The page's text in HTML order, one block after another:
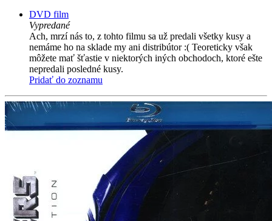
DVD film
Vypredané
Ach, mrzí nás to, z tohto filmu sa už predali všetky kusy a
nemáme ho na sklade my ani distribútor :( Teoreticky však
môžete mať šťastie v niektorých iných obchodoch, ktoré ešte
nepredali posledné kusy.
Pridať do zoznamu